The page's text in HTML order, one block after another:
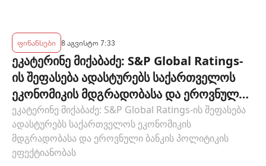
არ წარმოადგენს საქართველოს
ეროვნული ბანკის რეგულირებულ
სუბიექტს
ფინანსები 8 აგვისტო 7:33
ეკატერინე მიქაბაძე: S&P Global Ratings-
ის შეფასება ადასტურებს საქართველოს
ეკონომიკის მდგრადობასა და ეროვნული
ბანკის პოლიტიკის ეფექტიანობას
ეკატერინე მიქაბაძე: S&P Global Ratings-ის შეფასება
ადასტურებს საქართველოს ეკონომიკის
მდგრადობასა და ეროვნული ბანკის პოლიტიკის
ეფექტიანობას